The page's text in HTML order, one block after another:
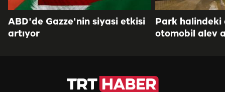
ABD'de Gazze'nin siyasi etkisi
artıyor
Park halindeki
otomobil alev